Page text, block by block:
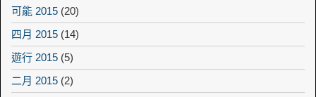
可能 2015 (20)
四月 2015 (14)
遊行 2015 (5)
二月 2015 (2)